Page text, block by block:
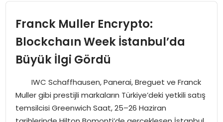
EKONOMI
SPOR
TEKNOLOJI
Franck Muller Encrypto:
Blockchaın Week İstanbul’da
Büyük İlgi Gördü
IWC Schaffhausen, Panerai, Breguet ve Franck
Muller gibi prestijli markaların Türkiye’deki yetkili satış
temsilcisi Greenwich Saat, 25–26 Haziran